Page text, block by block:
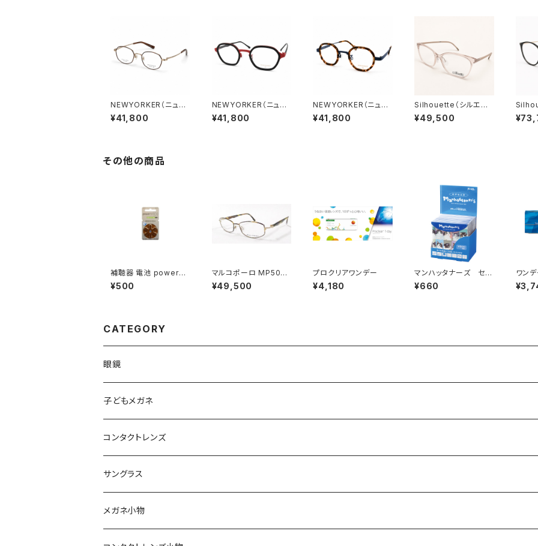
NEWYORKER（ニュー
ヨーカー）NY6305 GP
W2 47□20-140 ／ 0
¥41,800
NEWYORKER（ニュー
ヨーカー）NY6286 RE
DS1 47□22-140 ／
¥41,800
NEWYORKER（ニュー
ヨーカー）NY6304 BL
S2 40□23-137 ／ 0
¥41,800
Silhouette（シルエッ
ト）SPX1596/75/8611
53□ 15-125 ／ 0077
¥49,500
ト）
2
その他の商品
補聴器 電池 poweron
e パワーワン PR41 (p
312)
¥500
マルコポーロ MP5047
-636
¥49,500
プロクリアワンデー
¥4,180
マンハッタナーズ セリ
ート(メガネ拭き)
¥660
ワン
リュー
CATEGORY
眼鏡
メンズ
レディース
軽量フレーム
Silhouette（シルエット）
子どもメガネ
コンタクトレンズ
定期便
ワンデー
サングラス
メガネ小物